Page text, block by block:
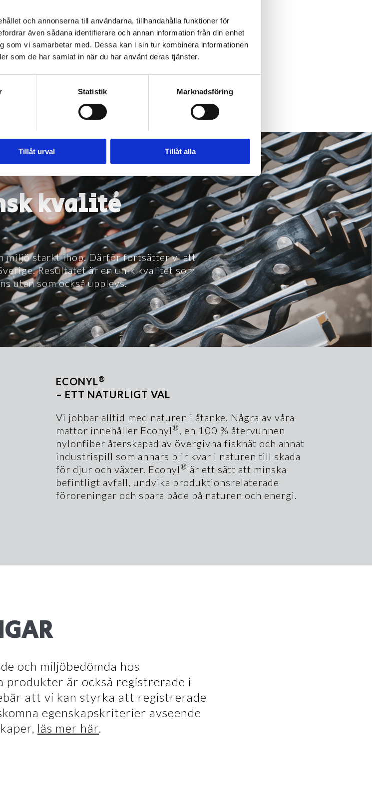
och annonserna till användarna, tillhandahålla funktioner för
även sådana identifierare och annan information från din enhet
som vi samarbetar med. Dessa kan i sin tur kombinera informationen
som de har samlat in när du har använt deras tjänster.
Statistik Marknadsföring
Tillåt urval Tillåt alla
golvslitage, hindrar halkolyckor
Dessutom sänker du dina städ- och
användningen av kemikalier.
vinster för framtiden. För
ekonomin!
kvalité
miljö starkt ihop. Därför fortsätter vi att
Resultatet är en unik kvalitet som
utan som också upplevs.
ECONYL®
– ETT NATURLIGT VAL
Vi jobbar alltid med naturen i åtanke. Några av våra
mattor innehåller Econyl ®, en 100 % återvunnen
nylonfiber återskapad av övergivna fisknät och annat
industrispill som annars blir kvar i naturen till skada
för djur och växter. Econyl ® är ett sätt att minska
befintligt avfall, undvika produktionsrelaterade
föroreningar och spara både på naturen och energi.
och miljöbedömda hos
produkter är också registrerade i
att vi kan styrka att registrerade
egenskapskriterier avseende
läs mer här